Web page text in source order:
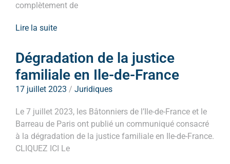
complètement de
Lire la suite
Dégradation de la justice
familiale en Ile-de-France
17 juillet 2023 / Juridiques
Le 7 juillet 2023, les Bâtonniers de l’Ile-de-France et le
Barreau de Paris ont publié un communiqué consacré
à la dégradation de la justice familiale en Ile-de-France.
CLIQUEZ ICI Le